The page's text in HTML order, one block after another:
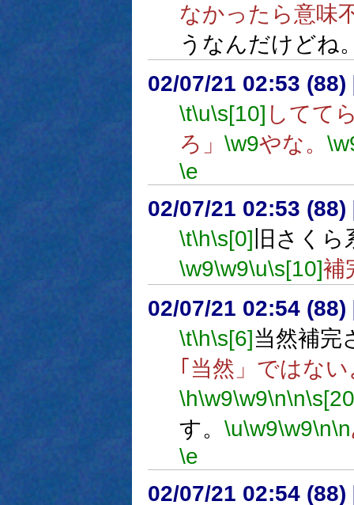
なかったら意味
うなんだけどね
02/07/21 02:53 (88)
\t\u\s[10] してて
ろ」 \w9やな。
\e
02/07/21 02:53 (88)
\t\h\s[0] 旧さく
\w9\w9\u\s[10]補
02/07/21 02:54 (88)
\t\h\s[6]当然補完
｢当然」ではな
\h\w9\w9\n\n
す。 \u\w9\w9\n\n
\e
02/07/21 02:54 (88)